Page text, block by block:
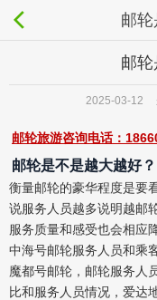
邮轮
邮轮
2025-03-12
邮轮旅游咨询电话：
邮轮是不是越大越好？
衡量邮轮的豪华程度是要
说服务人员越多说明越邮
服务质量和感受也会相应
中海号邮轮服务人员和乘
魔都号邮轮，邮轮服务人
比和服务人员情况，爱达